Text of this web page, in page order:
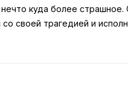
куда более страшное.
своей трагедией и